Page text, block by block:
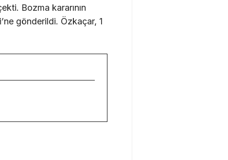
Bozma kararının
gönderildi. Özkaçar, 1